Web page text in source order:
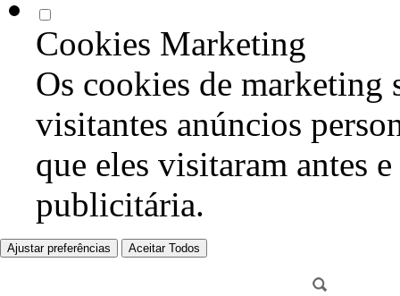
Cookies Marketing
Os cookies de marketing
visitantes anúncios
que eles visitaram antes
publicitária.
Ajustar preferências Aceitar Todos